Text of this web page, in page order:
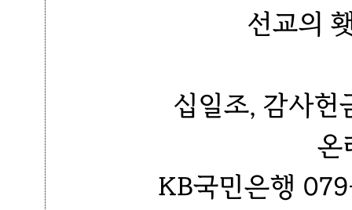
선교의
십일조, 감사헌
온
KB국민은행